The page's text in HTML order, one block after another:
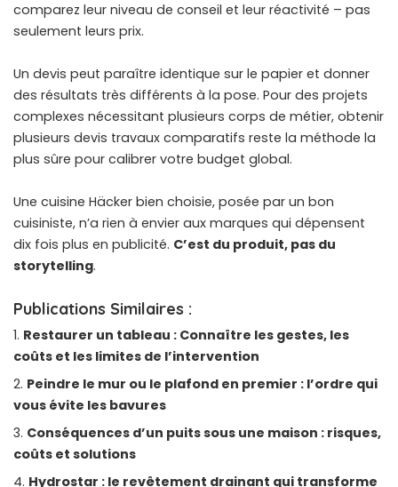
comparez leur niveau de conseil et leur réactivité – pas
seulement leurs prix.
Un devis peut paraître identique sur le papier et donner
des résultats très différents à la pose. Pour des projets
complexes nécessitant plusieurs corps de métier, obtenir
plusieurs devis travaux comparatifs reste la méthode la
plus sûre pour calibrer votre budget global.
Une cuisine Häcker bien choisie, posée par un bon
cuisiniste, n’a rien à envier aux marques qui dépensent
dix fois plus en publicité. C’est du produit, pas du
storytelling.
Publications Similaires :
Restaurer un tableau : Connaître les gestes, les
coûts et les limites de l’intervention
Peindre le mur ou le plafond en premier : l’ordre qui
vous évite les bavures
Conséquences d’un puits sous une maison : risques,
coûts et solutions
Hydrostar : le revêtement drainant qui transforme